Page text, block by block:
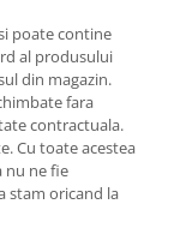
poate contine
al produsului
din magazin.
fara
contractuala.
Cu toate acestea
nu ne fie
stam oricand la